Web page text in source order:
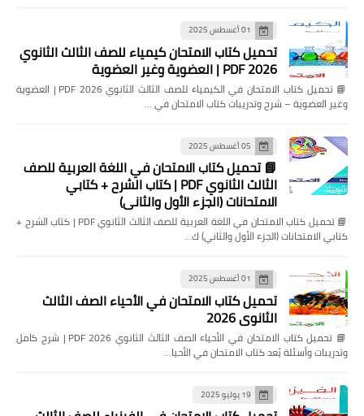
01 أغسطس 2025
تحميل كتاب الامتحان كيمياء للصف الثالث الثانوي
2026 PDF | العضوية وغير العضوية
📘 تحميل كتاب الامتحان في الكيمياء للصف الثالث الثانوي 2026 PDF | العضوية
وغير العضوية – شرح وتدريبات كتاب الامتحان في …
05 أغسطس 2025
📘 تحميل كتاب الامتحان في اللغة العربية للصف
الثالث الثانوي PDF | كتاب الشرح + كتابي
الامتحانات (الجزء الأول والثاني)
📘 تحميل كتاب الامتحان في اللغة العربية للصف الثالث الثانوي PDF | كتاب الشرح +
كتابي الامتحانات (الجزء الأول والثاني) ك…
01 أغسطس 2025
تحميل كتاب الامتحان في الأحياء الصف الثالث
الثانوي 2026
📘 تحميل كتاب الامتحان في الأحياء الصف الثالث الثانوي 2026 PDF | شرح كامل
وتدريبات وأسئلة يُعد كتاب الامتحان في الأحيا…
19 يوليو 2025